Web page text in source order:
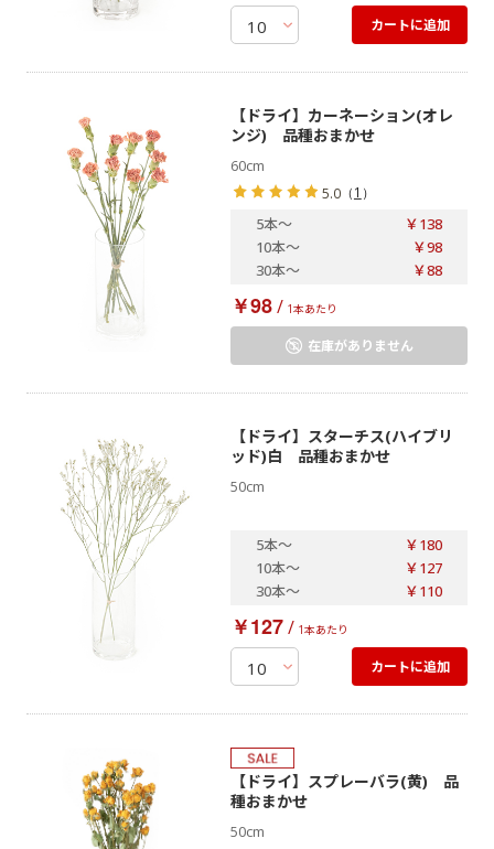
カートに追加
【ドライ】カーネーション(オレ
ンジ) 品種おまかせ
60cm
5.0 （1 ）
5本～
￥138
10本～
￥98
30本～ ￥88
￥98/ 1本あたり
在庫がありません
【ドライ】スターチス(ハイブリ
ッド)白 品種おまかせ
50cm
5本～
￥180
10本～
￥127
30本～ ￥110
￥127/ 1本あたり
カートに追加
【ドライ】スプレーバラ(黄) 品
種おまかせ
50cm